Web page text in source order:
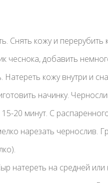
Снять кожу и перерубить
чеснока, добавить
кожу внутри и
начинку.
20 минут. С
нарезать чернослив.
натереть на средней или